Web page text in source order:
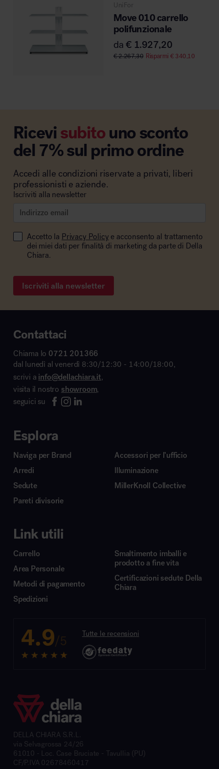
UniFor
Move 010 carrello
polifunzionale
da€ 1.927,20
€2.267,30 Risparmi € 340,10
Ricevisubitouno sconto
del 7% sul primo ordine
Accedi alle condizioni riservate a privati, liberi
professionisti e aziende.
Iscriviti alla newsletter
Accetto la Privacy Policy e acconsento al trattamento
dei miei dati per finalità di marketing da parte di Della
Chiara.
Iscriviti alla newsletter
Contattaci
Chiama lo 0721 201366
dal lunedì al venerdì 8:30/12:30 - 14:00/18:00,
scrivi a info@dellachiara.it,
visita il nostro showroom,
seguici su
Esplora
Naviga per Brand
Arredi
Sedute
Pareti divisorie
Accessori per l’ufficio
Illuminazione
MillerKnoll Collective
Link utili
Carrello
Area Personale
Metodi di pagamento
Spedizioni
Smaltimento imballi e
prodotto a fine vita
Certificazioni sedute Della
Chiara
4.9/5 Tutte le recensioni
DELLA CHIARA S.R.L.
via Selvagrossa 24/26
61010 - Loc. Case Bruciate - Tavullia (PU)
CF/P.IVA 02678460417